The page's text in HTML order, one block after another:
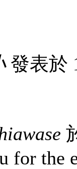
發表於
for the